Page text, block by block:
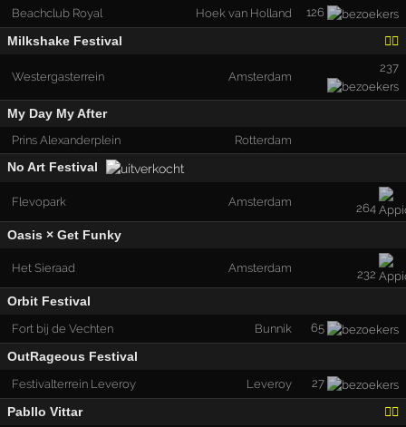
Beachclub Royal Hoek van Holland 126
Milkshake Festival 🏳️‍🌈
Westergasterrein Amsterdam
237
My Day My After
Prins Alexanderplein Rotterdam
No Art Festival
Flevopark Amsterdam 264
Oasis × Get Funky
Het Sieraad Amsterdam 232
Orbit Festival
Fort bij de Vechten Bunnik 65
OutRageous Festival
Festivalterrein Leveroy Leveroy 27
Pabllo Vittar 🏳️‍🌈